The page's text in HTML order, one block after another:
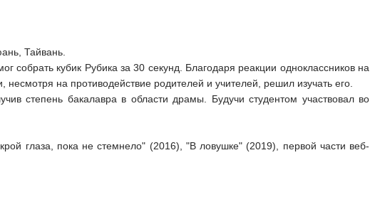
Тайвань.
собрать кубик Рубика за 30 секунд. Благодаря реакции одноклассников на
на противодействие родителей и учителей, решил изучать его.
степень бакалавра в области драмы. Будучи студентом участвовал во
глаза, пока не стемнело" (2016), "В ловушке" (2019), первой части веб-